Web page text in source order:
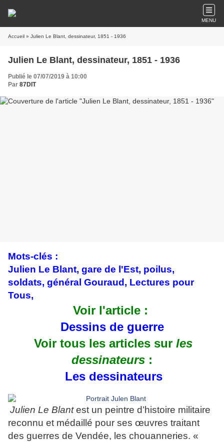
MENU
Accueil » Julien Le Blant, dessinateur, 1851 - 1936
Julien Le Blant, dessinateur, 1851 - 1936
Publié le 07/07/2019 à 10:00
Par 87DIT
Mots-clés :
Julien Le Blant, gare de l'Est, poilus,
soldats, général Gouraud, Lectures pour
Tous,
Voir l'article :
Dessins de guerre
Voir tous les articles sur les
dessinateurs :
Les dessinateurs
Julien Le Blantest un peintre d’histoire militaire
reconnu et médaillé pour ses œuvres traitant
des guerres de Vendée, les chouanneries. «